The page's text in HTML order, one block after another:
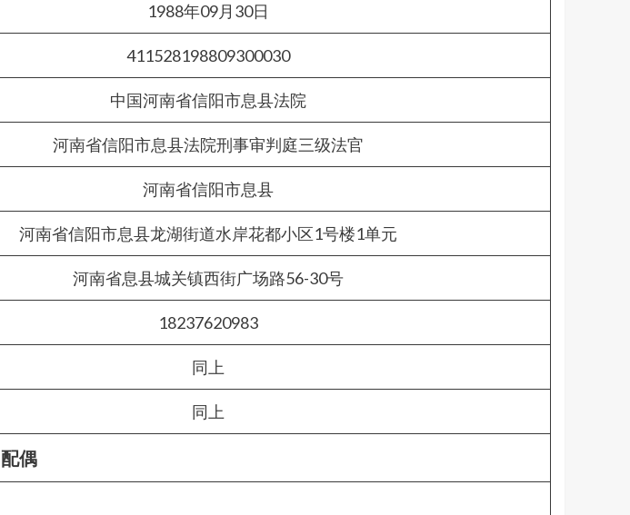
1988年09月30日
411528198809300030
中国河南省信阳市息县法院
河南省信阳市息县法院刑事审判庭三级法官
河南省信阳市息县
河南省信阳市息县龙湖街道水岸花都小区1号楼1单元
河南省息县城关镇西街广场路56-30号
18237620983
同上
同上
配偶